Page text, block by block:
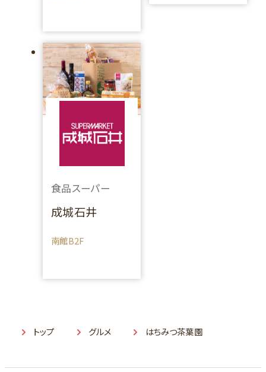
食品スーパー
成城石井
南館B2F
トップ グルメ はちみつ茶葉園